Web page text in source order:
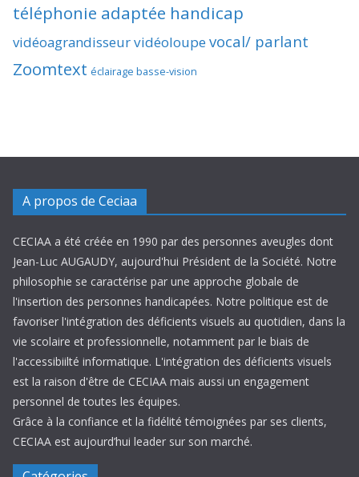
téléphonie adaptée handicap
vidéoagrandisseurvidéoloupevocal/ parlant
Zoomtext éclairage basse-vision
A propos de Ceciaa
CECIAA a été créée en 1990 par des personnes aveugles dont
Jean-Luc AUGAUDY, aujourd'hui Président de la Société. Notre
philosophie se caractérise par une approche globale de
l'insertion des personnes handicapées. Notre politique est de
favoriser l'intégration des déficients visuels au quotidien, dans la
vie scolaire et professionnelle, notamment par le biais de
l'accessibiilté informatique. L'intégration des déficients visuels
est la raison d'être de CECIAA mais aussi un engagement
personnel de toutes les équipes.
Grâce à la confiance et la fidélité témoignées par ses clients,
CECIAA est aujourd’hui leader sur son marché.